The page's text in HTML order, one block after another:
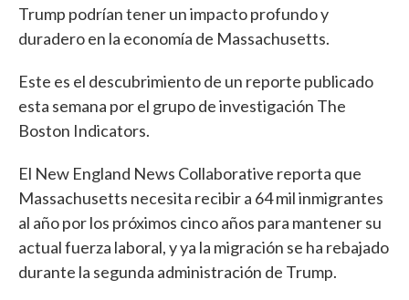
Trump podrían tener un impacto profundo y
duradero en la economía de Massachusetts.
Este es el descubrimiento de un reporte publicado
esta semana por el grupo de investigación The
Boston Indicators.
El New England News Collaborative reporta que
Massachusetts necesita recibir a 64 mil inmigrantes
al año por los próximos cinco años para mantener su
actual fuerza laboral, y ya la migración se ha rebajado
durante la segunda administración de Trump.